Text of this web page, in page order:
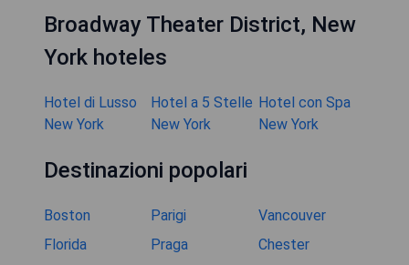
Broadway Theater District, New
York hoteles
Hotel di Lusso
New York
Hotel a 5 Stelle
New York
Hotel con Spa
New York
Destinazioni popolari
Boston Parigi
Vancouver
Florida
Praga
Chester